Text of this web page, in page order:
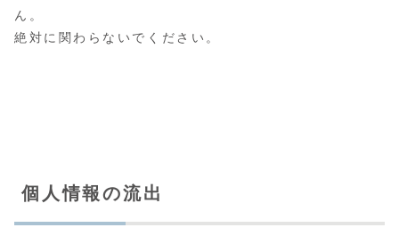
ん。
絶対に関わらないでください。
個人情報の流出